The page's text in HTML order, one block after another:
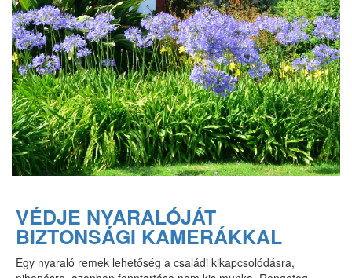
VÉDJE NYARALÓJÁT
BIZTONSÁGI KAMERÁKKAL
Egy nyaraló remek lehetőség a családi kikapcsolódásra,